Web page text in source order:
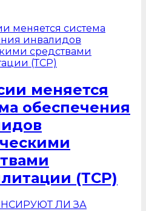
меняется
обеспечения
(ТСР)